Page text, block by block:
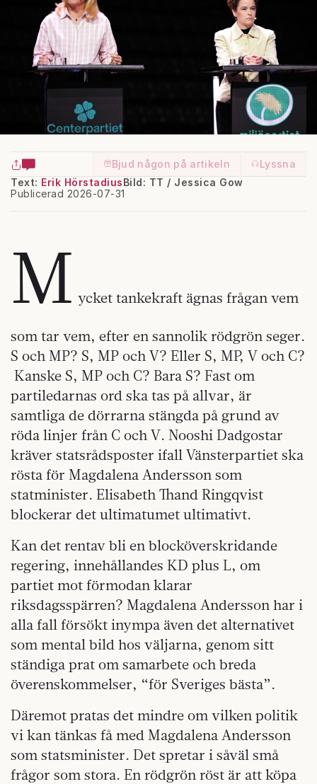
Bjud någon på artikeln
Lyssna
Text: Erik Hörstadius
Publicerad 2026-07-31
Bild: TT / Jessica Gow
M ycket tankekraft ägnas frågan vem
som tar vem, efter en sannolik rödgrön seger.
S och MP? S, MP och V? Eller S, MP, V och C?
Kanske S, MP och C? Bara S? Fast om
partiledarnas ord ska tas på allvar, är
samtliga de dörrarna stängda på grund av
röda linjer från C och V. Nooshi Dadgostar
kräver statsrådsposter ifall Vänsterpartiet ska
rösta för Magdalena Andersson som
statminister. Elisabeth Thand Ringqvist
blockerar det ultimatumet ultimativt.
Kan det rentav bli en blocköverskridande
regering, innehållandes KD plus L, om
partiet mot förmodan klarar
riksdagsspärren? Magdalena Andersson har i
alla fall försökt inympa även det alternativet
som mental bild hos väljarna, genom sitt
ständiga prat om samarbete och breda
överenskommelser, “för Sveriges bästa”.
Däremot pratas det mindre om vilken politik
vi kan tänkas få med Magdalena Andersson
som statsminister. Det spretar i såväl små
frågor som stora. En rödgrön röst är att köpa